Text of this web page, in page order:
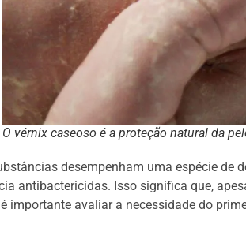
O vérnix caseoso é a proteção natural da
desempenham uma espécie de
antibactericidas. Isso significa que,
importante avaliar a necessidade do